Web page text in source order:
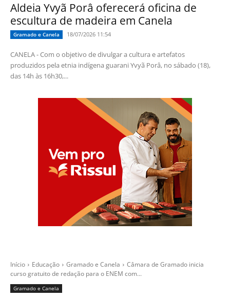
Aldeia Yvyã Porâ oferecerá oficina de
escultura de madeira em Canela
Gramado e Canela 18/07/2026 11:54
CANELA - Com o objetivo de divulgar a cultura e artefatos
produzidos pela etnia indígena guarani Yvyã Porâ, no sábado (18),
das 14h às 16h30,...